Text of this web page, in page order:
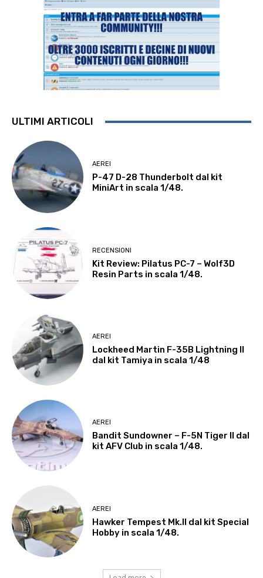
ULTIMI ARTICOLI
AEREI
P-47 D-28 Thunderbolt dal kit
MiniArt in scala 1/48.
RECENSIONI
Kit Review: Pilatus PC-7 – Wolf3D
Resin Parts in scala 1/48.
AEREI
Lockheed Martin F-35B Lightning II
dal kit Tamiya in scala 1/48
AEREI
Bandit Sundowner – F-5N Tiger II dal
kit AFV Club in scala 1/48.
AEREI
Hawker Tempest Mk.II dal kit Special
Hobby in scala 1/48.